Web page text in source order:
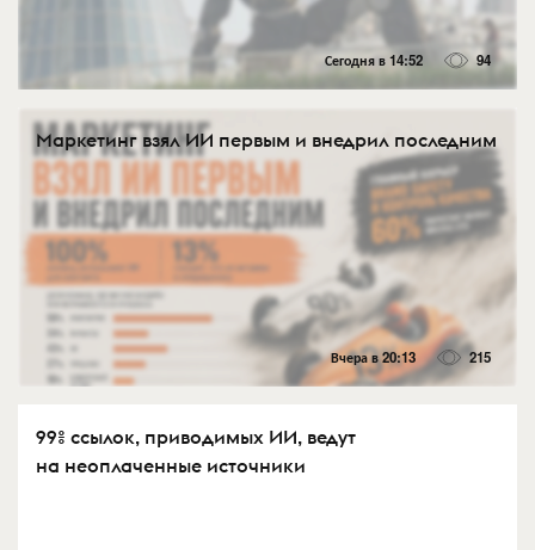
Сегодня в 14:52 94
Маркетинг взял ИИ первым и внедрил последним
Вчера в 20:13 215
99% ссылок, приводимых ИИ, ведут
на неоплаченные источники